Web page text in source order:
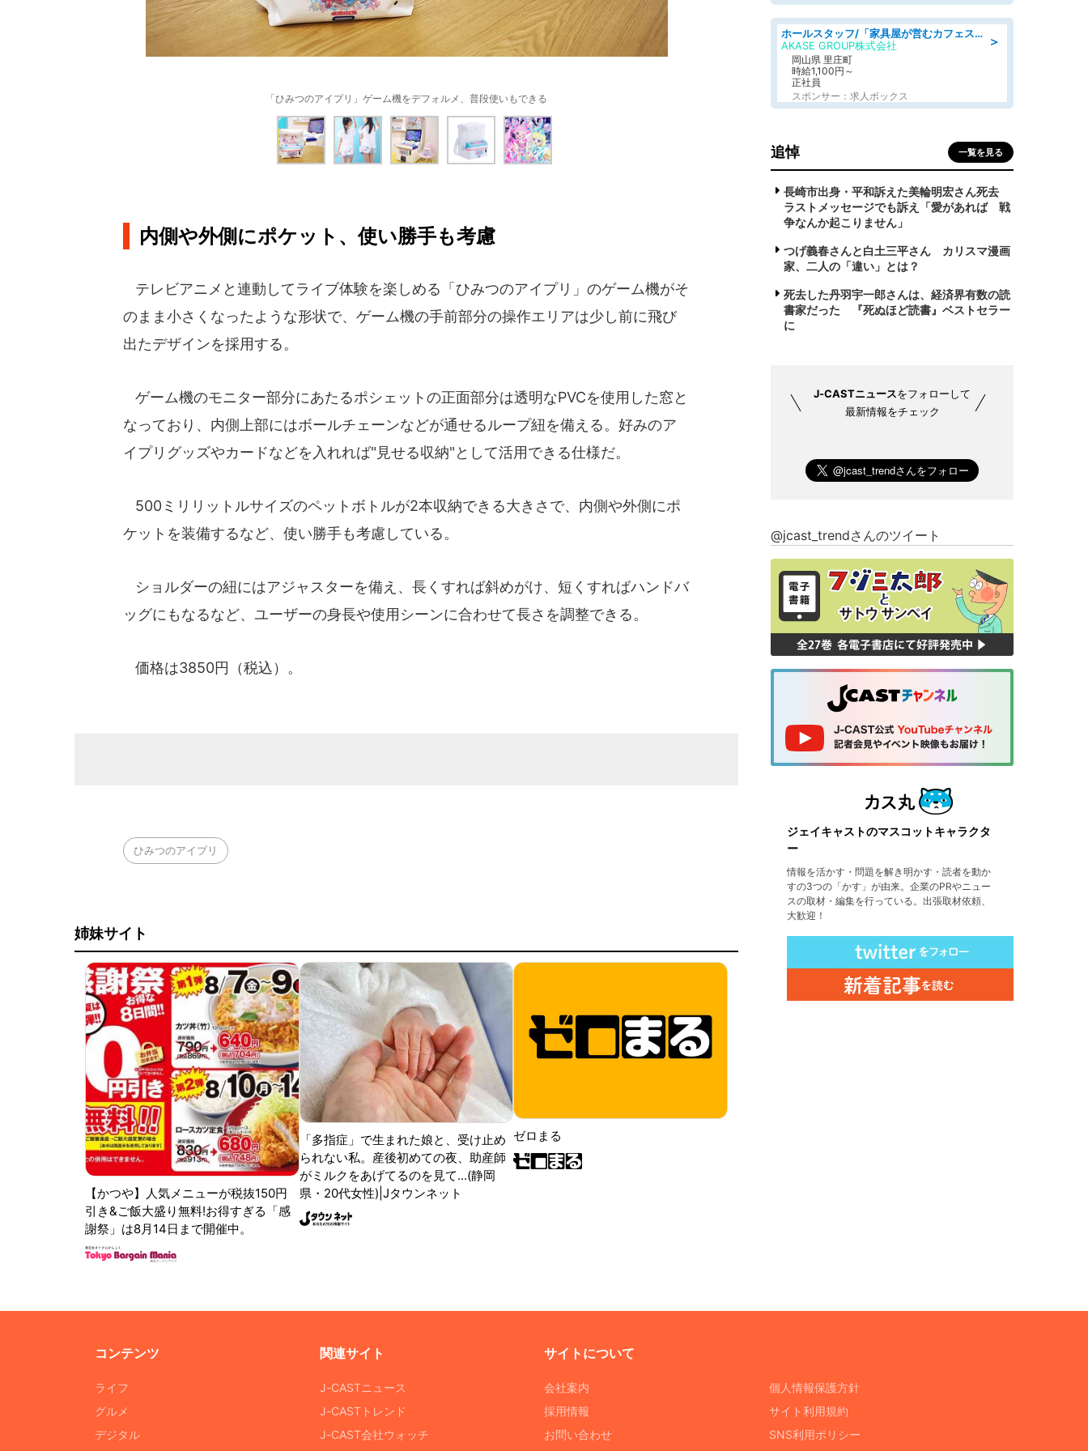
「ひみつのアイプリ」ゲーム機をデフォルメ、普段使いもできる
内側や外側にポケット、使い勝手も考慮
テレビアニメと連動してライブ体験を楽しめる「ひみつのアイプリ」のゲーム機がそ
のまま小さくなったような形状で、ゲーム機の手前部分の操作エリアは少し前に飛び
出たデザインを採用する。
ゲーム機のモニター部分にあたるポシェットの正面部分は透明なPVCを使用した窓と
なっており、内側上部にはボールチェーンなどが通せるループ紐を備える。好みのア
イプリグッズやカードなどを入れれば"見せる収納"として活用できる仕様だ。
500ミリリットルサイズのペットボトルが2本収納できる大きさで、内側や外側にポ
ケットを装備するなど、使い勝手も考慮している。
ショルダーの紐にはアジャスターを備え、長くすれば斜めがけ、短くすればハンドバ
ッグにもなるなど、ユーザーの身長や使用シーンに合わせて長さを調整できる。
価格は3850円（税込）。
ひみつのアイプリ
姉妹サイト
【かつや】人気メニューが税抜150円
引き&ご飯大盛り無料!お得すぎる「感
謝祭」は8月14日まで開催中。
「多指症」で生まれた娘と、受け止め
られない私。産後初めての夜、助産師
がミルクをあげてるのを見て...(静岡
県・20代女性)|Jタウンネット
ゼロまる
＞
ホールスタッフ/「家具屋が営むカフェスタッフ!」週2日～OK!嬉しいまかない付き/岡山県/浅口郡里庄町
AKASE GROUP株式会社
岡山県 里庄町
時給1,100円～
正社員
スポンサー：求人ボックス
追悼 一覧を見る
長崎市出身・平和訴えた美輪明宏さん死去
ラストメッセージでも訴え「愛があれば 戦
争なんか起こりません」
つげ義春さんと白土三平さん カリスマ漫画
家、二人の「違い」とは？
死去した丹羽宇一郎さんは、経済界有数の読
書家だった 『死ぬほど読書』ベストセラー
に
J-CASTニュースをフォローして
最新情報をチェック
@jcast_trendさんのツイート
ジェイキャストのマスコットキャラクタ
ー
情報を活かす・問題を解き明かす・読者を動か
すの3つの「かす」が由来。企業のPRやニュー
スの取材・編集を行っている。出張取材依頼、
大歓迎！
コンテンツ
ライフ
グルメ
デジタル
関連サイト
J-CASTニュース
J-CASTトレンド
J-CAST会社ウォッチ
サイトについて
会社案内
採用情報
お問い合わせ
個人情報保護方針
サイト利用規約
SNS利用ポリシー